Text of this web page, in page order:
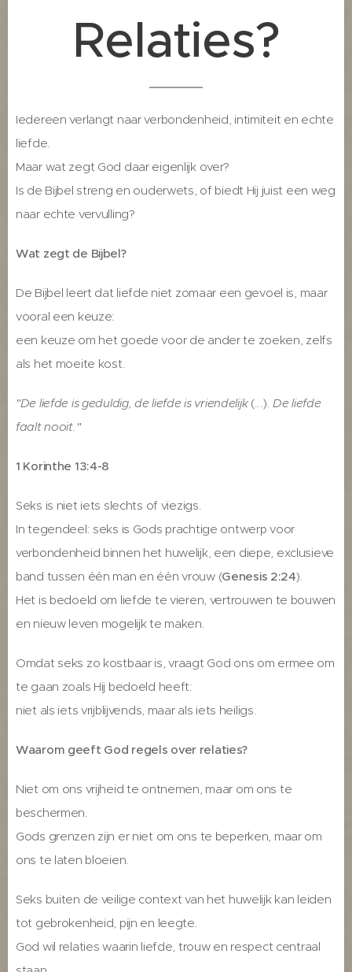
Relaties?
Iedereen verlangt naar verbondenheid, intimiteit en echte
liefde.
Maar wat zegt God daar eigenlijk over?
Is de Bijbel streng en ouderwets, of biedt Hij juist een weg
naar echte vervulling?
Wat zegt de Bijbel?
De Bijbel leert dat liefde niet zomaar een gevoel is, maar
vooral een keuze:
een keuze om het goede voor de ander te zoeken, zelfs
als het moeite kost.
"De liefde is geduldig, de liefde is vriendelijk(...).De liefde
faalt nooit."
1 Korinthe 13:4-8
Seks is niet iets slechts of viezigs.
In tegendeel: seks is Gods prachtige ontwerp voor
verbondenheid binnen het huwelijk, een diepe, exclusieve
band tussen één man en één vrouw (Genesis 2:24).
Het is bedoeld om liefde te vieren, vertrouwen te bouwen
en nieuw leven mogelijk te maken.
Omdat seks zo kostbaar is, vraagt God ons om ermee om
te gaan zoals Hij bedoeld heeft:
niet als iets vrijblijvends, maar als iets heiligs.
Waarom geeft God regels over relaties?
Niet om ons vrijheid te ontnemen, maar om ons te
beschermen.
Gods grenzen zijn er niet om ons te beperken, maar om
ons te laten bloeien.
Seks buiten de veilige context van het huwelijk kan leiden
tot gebrokenheid, pijn en leegte.
God wil relaties waarin liefde, trouw en respect centraal